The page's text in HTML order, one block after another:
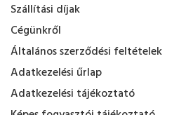
Szállítási díjak
Cégünkről
Általános szerződési feltételek
Adatkezelési űrlap
Adatkezelési tájékoztató